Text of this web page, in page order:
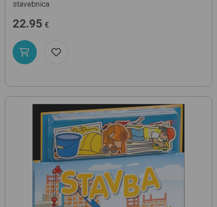
stavebnica
22.95 €